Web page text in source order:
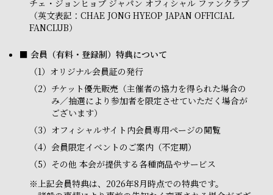
チェ・ジョンヒョプ ジャパン オフィシャル ファンクラブ
（英文表記：CHAE JONG HYEOP JAPAN OFFICIAL
FANCLUB）
■ 会員（有料・登録制）特典について
（1） オリジナル会員証の発行
（2） チケット優先販売（主催者の協力を得られた場合の
み／抽選により参加者を限定させていただく場合が
ございます）
（3） オフィシャルサイト内会員専用ページの閲覧
（4） 会員限定イベントのご案内（不定期）
（5） その他 本会が提供する各種商品やサービス
※上記会員特典は、2026年8月時点での特典です。